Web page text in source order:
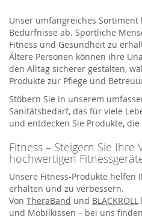
Unser umfangreiches
Bedürfnisse ab. Sportliche
Fitness und Gesundheit zu
Ältere Personen können ihre
den Alltag sicherer gestalten,
Produkte zur Pflege und
Stöbern Sie in unserem
Sanitätsbedarf, das für viele
und entdecken Sie Produkte,
Fitness – Steigern Sie Ihre
hochwertigen
Unsere Fitness-Produkte helfen
erhalten und zu verbessern.
Von TheraBand und BLACKROLL
und Mobilkissen – bei uns